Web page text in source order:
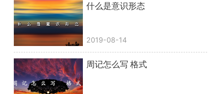
什么是意识形态
2019-08-14
周记怎么写 格式